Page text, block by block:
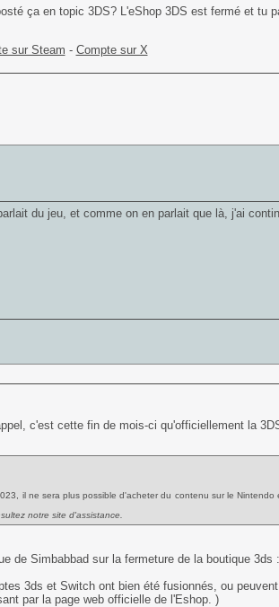
ça en topic 3DS? L'eShop 3DS est fermé et tu
sur Steam - Compte sur X
du jeu, et comme on en parlait que là, j'ai
c'est cette fin de mois-ci qu'officiellement la
il ne sera plus possible d'acheter du contenu sur le
notre site d'assistance.
de Simbabbad sur la fermeture de la boutique
3ds et Switch ont bien été fusionnés, ou
par la page web officielle de l'Eshop. )